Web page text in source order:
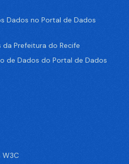
Dados no Portal de Dados
Prefeitura do Recife
de Dados do Portal de Dados
W3C